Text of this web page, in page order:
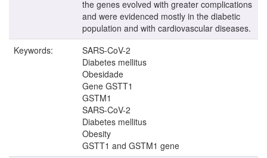
the genes evolved with greater complications
and were evidenced mostly in the diabetic
population and with cardiovascular diseases.
Keywords:
SARS-CoV-2
Diabetes mellitus
Obesidade
Gene GSTT1
GSTM1
SARS-CoV-2
Diabetes mellitus
Obesity
GSTT1 and GSTM1 gene